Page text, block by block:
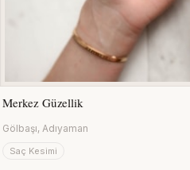
Merkez Güzellik
Gölbaşı, Adıyaman
Saç Kesimi